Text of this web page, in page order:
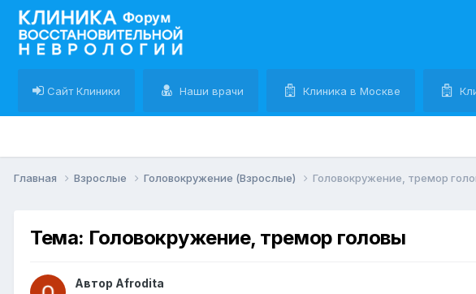
Сайт Клиники Наши врачи Клиника в Москве
Главная Взрослые Головокружение (Взрослые) Головокружение, тремор
Тема: Головокружение, тремор головы
Автор Afrodita